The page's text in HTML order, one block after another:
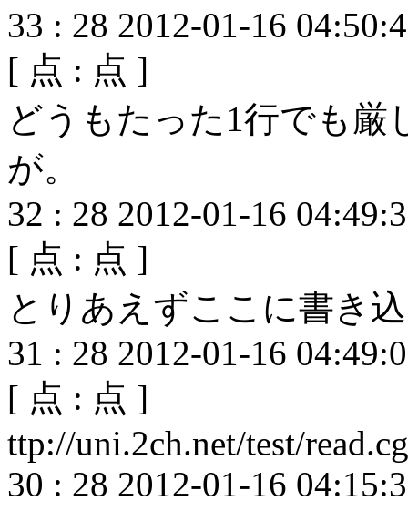
33 : 28 2012-01-16
[ 点 : 点 ]
どうもたった1行でも厳
が。
32 : 28 2012-01-16
[ 点 : 点 ]
とりあえずここに書き
31 : 28 2012-01-16
[ 点 : 点 ]
ttp://uni.2ch.net/test/
30 : 28 2012-01-16